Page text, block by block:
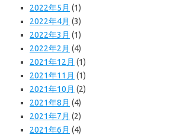
2022年5月 (1)
2022年4月 (3)
2022年3月 (1)
2022年2月 (4)
2021年12月 (1)
2021年11月 (1)
2021年10月 (2)
2021年8月 (4)
2021年7月 (2)
2021年6月 (4)